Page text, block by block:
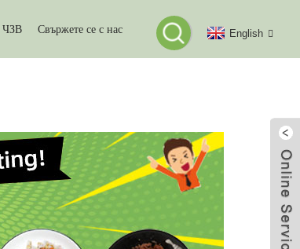
ЧЗВ Свържете се с нас English